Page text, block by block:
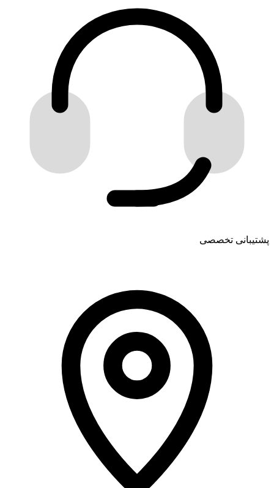
پشتیبانی تخصصی